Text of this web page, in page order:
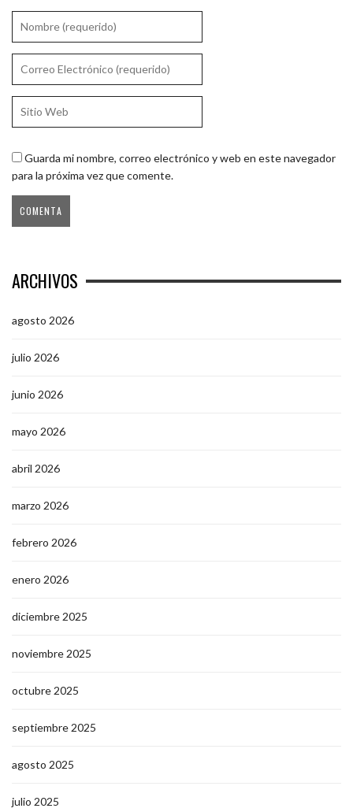
Guarda mi nombre, correo electrónico y web en este navegador
para la próxima vez que comente.
ARCHIVOS
agosto 2026
julio 2026
junio 2026
mayo 2026
abril 2026
marzo 2026
febrero 2026
enero 2026
diciembre 2025
noviembre 2025
octubre 2025
septiembre 2025
agosto 2025
julio 2025